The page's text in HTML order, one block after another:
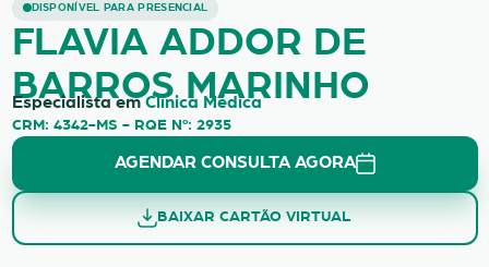
DISPONÍVEL PARA PRESENCIAL
FLAVIA ADDOR DE BARROS
FLAVIA ADDOR DE
BARROS MARINHO
Especialista emClínica Médica
CRM: 4342-MS - RQE Nº: 2935
AGENDAR CONSULTA AGORA
BAIXAR CARTÃO VIRTUAL